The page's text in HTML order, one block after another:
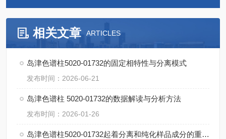
相关文章 ARTICLES
岛津色谱柱5020-01732的固定相特性与分离模式
发布时间：2026-06-21
岛津色谱柱 5020-01732的数据解读与分析方法
发布时间：2026-01-26
岛津色谱柱5020-01732起着分离和纯化样品成分的重要作用